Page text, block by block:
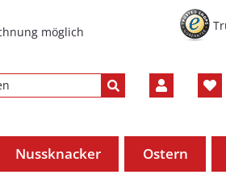
möglich
Nussknacker Ostern